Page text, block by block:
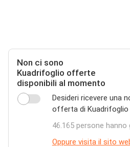
Non ci sono
Kuadrifoglio offerte
disponibili al momento
Desideri ricevere una
offerta di Kuadrifoglio
46.165 persone
Oppure visita il sito